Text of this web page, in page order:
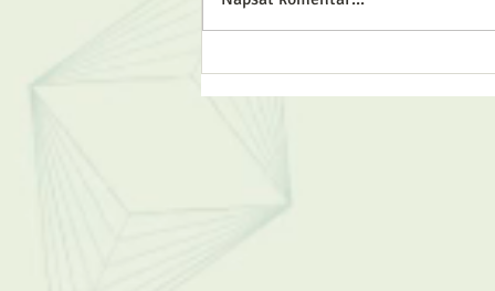
Klimatická změna a udržitelnost
v ISO normách